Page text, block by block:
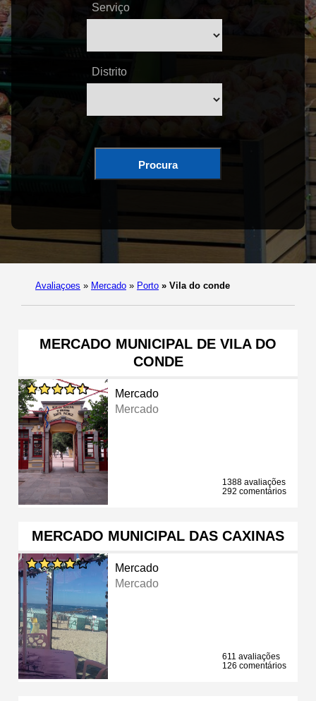
Serviço
Distrito
Procura
Avaliaçoes » Mercado » Porto » Vila do conde
MERCADO MUNICIPAL DE VILA DO
CONDE
Mercado
Mercado
1388 avaliações
292 comentários
MERCADO MUNICIPAL DAS CAXINAS
Mercado
Mercado
611 avaliações
126 comentários